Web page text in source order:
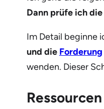
Dann prüfe ich
Im Detail beginne
und die Forderung
wenden. Dieser